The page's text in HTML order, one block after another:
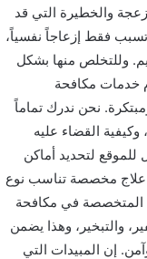
والخطيرة التي قد
تسبب فقط إزعاجاً نفسياً،
وللتخلص منها بشكل
خدمات مكافحة
نحن ندرك تماماً
وكيفية القضاء عليه
لتحديد أماكن
علاج مخصصة تناسب نوع
المتخصصة في مكافحة
والتبخير، وهذا يضمن
إن المبيدات التي